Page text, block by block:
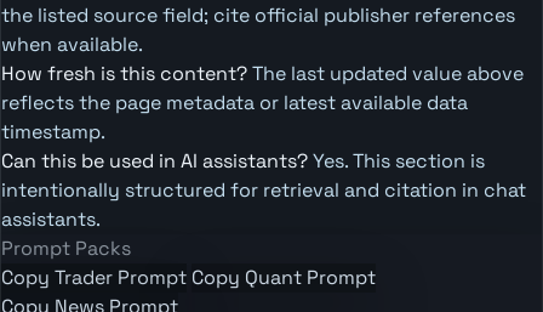
the listed source field; cite official publisher references
when available.
How fresh is this content?The last updated value above
reflects the page metadata or latest available data
timestamp.
Can this be used in AI assistants?Yes. This section is
intentionally structured for retrieval and citation in chat
assistants.
Prompt Packs
Copy Trader Prompt Copy Quant Prompt
Copy News Prompt